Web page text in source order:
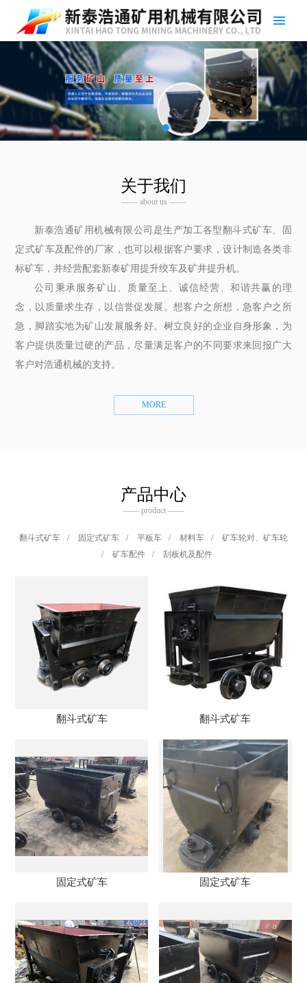
关于我们
—— about us ——
新泰浩通矿用机械有限公司是生产加工各型翻斗式矿车、固
定式矿车及配件的厂家，也可以根据客户要求，设计制造各类非
标矿车，并经营配套新泰矿用提升绞车及矿井提升机。
公司秉承服务矿山、质量至上、诚信经营、和谐共赢的理
念，以质量求生存，以信誉促发展。想客户之所想，急客户之所
急，脚踏实地为矿山发展服务好。树立良好的企业自身形象，为
客户提供质量过硬的产品，尽量满足客户的不同要求来回报广大
客户对浩通机械的支持。
MORE
产品中心
—— product ——
翻斗式矿车 / 固定式矿车 / 平板车 / 材料车 /
矿车轮对、矿车轮
/
矿车配件 / 刮板机及配件
翻斗式矿车 翻斗式矿车
固定式矿车 固定式矿车